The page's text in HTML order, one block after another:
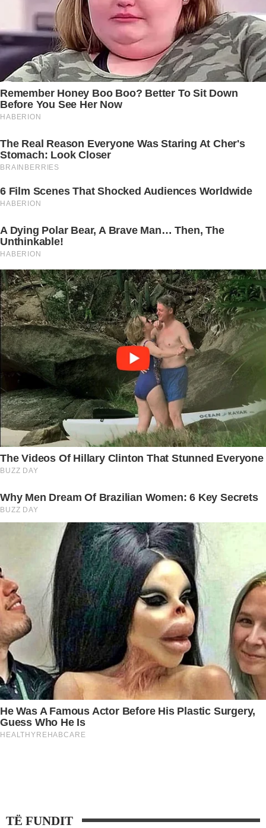
TË FUNDIT